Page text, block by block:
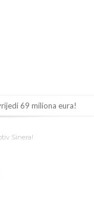
69 miliona eura!
u noćnom klubu
Sinera!